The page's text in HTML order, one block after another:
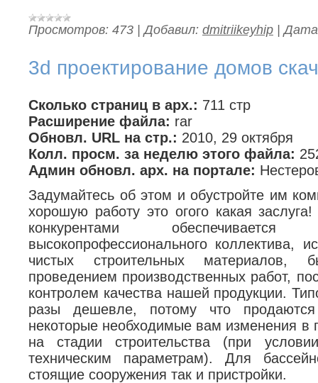
Просмотров: 473 |Добавил: dmitriikeyhip |
3d проектирование домов
Сколько страниц в арх.: 711 стр
Расширение файла: rar
Обновл. URL на стр.: 2010, 29 октября
Колл. просм. за неделю этого файла:
Админ обновл. арх. на портале:
Задумайтесь об этом и обустройте им
хорошую работу это огого какая
конкурентами
высокопрофессионального коллектива,
чистых строительных материалов,
проведением производственных работ,
контролем качества нашей продукции.
разы дешевле, потому что продаются
некоторые необходимые вам изменения в
на стадии строительства (при
техническим параметрам). Для
стоящие сооружения так и пристройки.